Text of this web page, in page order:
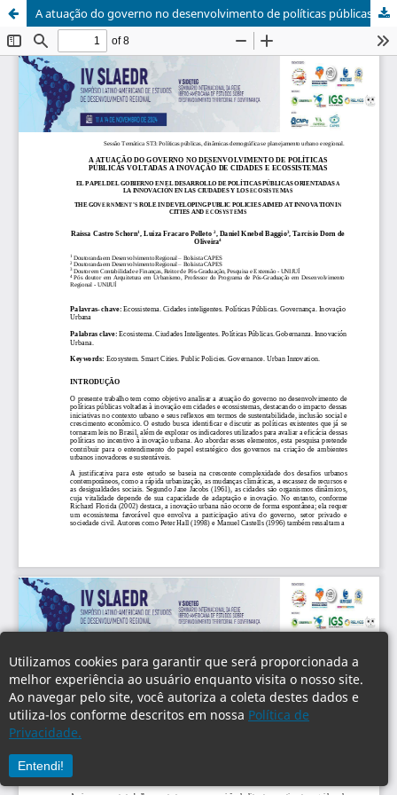
Utilizamos cookies para garantir que será proporcionada a
melhor experiência ao usuário enquanto visita o nosso site.
Ao navegar pelo site, você autoriza a coleta destes dados e
utiliza-los conforme descritos em nossa Política de
Privacidade.
Entendi!
A atuação do governo no desenvolvimento de políticas públicas voltadas a inovação de cidades e ecossistemas